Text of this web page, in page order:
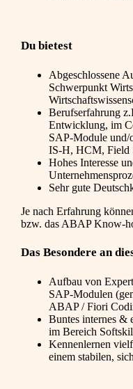
Du bietest
Abgeschlossene
Schwerpunkt
Berufserfahrung
Entwicklung, im
SAP-Module und/
IS-H, HCM, Field
Hohes Interesse
Sehr gute
Je nach Erfahrung
bzw. das ABAP Know-
Das Besondere an
Aufbau von
SAP-Modulen
ABAP / Fiori
Buntes internes &
im Bereich
Kennenlernen
einem stabilen,